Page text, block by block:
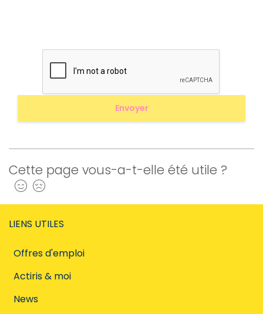
Cette page vous-a-t-elle été utile ?
Oui
LIENS UTILES
Offres d'emploi
Actiris & moi
News